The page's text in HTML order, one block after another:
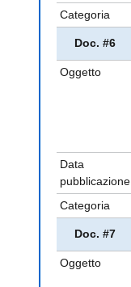
Categoria
Doc. #6
Oggetto
Data
pubblicazione
Categoria
Doc. #7
Oggetto